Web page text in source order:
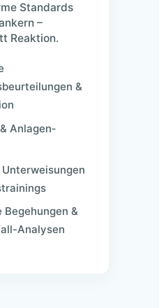
Standards
–
Reaktion.
&
Anlagen­
Begehungen &
Analysen